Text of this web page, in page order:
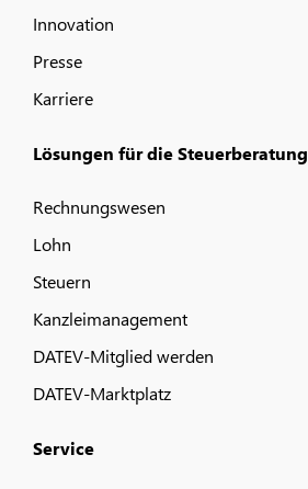
Innovation
Presse
Karriere
Lösungen für die Steuerberatung
Rechnungswesen
Lohn
Steuern
Kanzleimanagement
DATEV-Mitglied werden
DATEV-Marktplatz
Service